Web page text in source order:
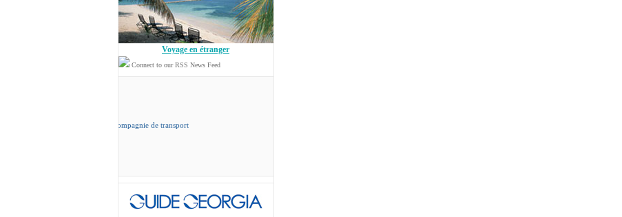
Voyage en étranger
Connect to our RSS News Feed
sa propre compagnie de transport